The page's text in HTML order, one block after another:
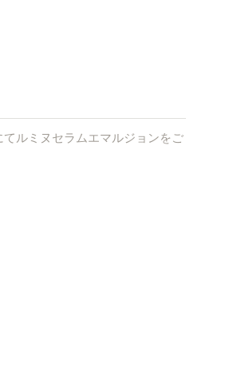
ルミヌセラムエマルジョンをご